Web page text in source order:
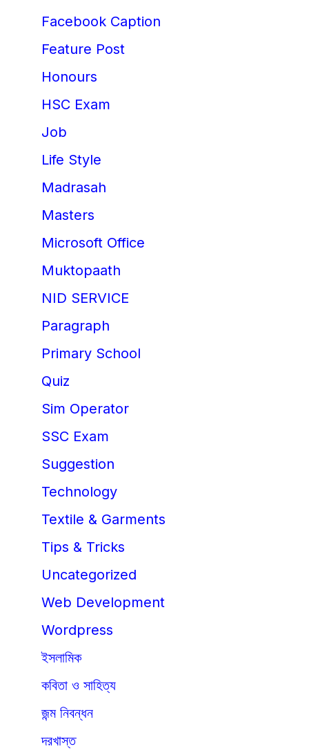
Facebook Caption
Feature Post
Honours
HSC Exam
Job
Life Style
Madrasah
Masters
Microsoft Office
Muktopaath
NID SERVICE
Paragraph
Primary School
Quiz
Sim Operator
SSC Exam
Suggestion
Technology
Textile & Garments
Tips & Tricks
Uncategorized
Web Development
Wordpress
ইসলামিক
কবিতা ও সাহিত্য
জন্ম নিবন্ধন
দরখাস্ত